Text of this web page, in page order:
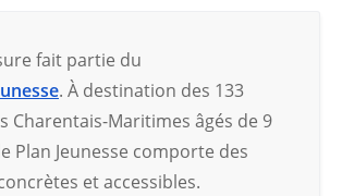
fait partie du
. À destination des 133
Charentais-Maritimes âgés de 9
Plan Jeunesse comporte des
et accessibles.